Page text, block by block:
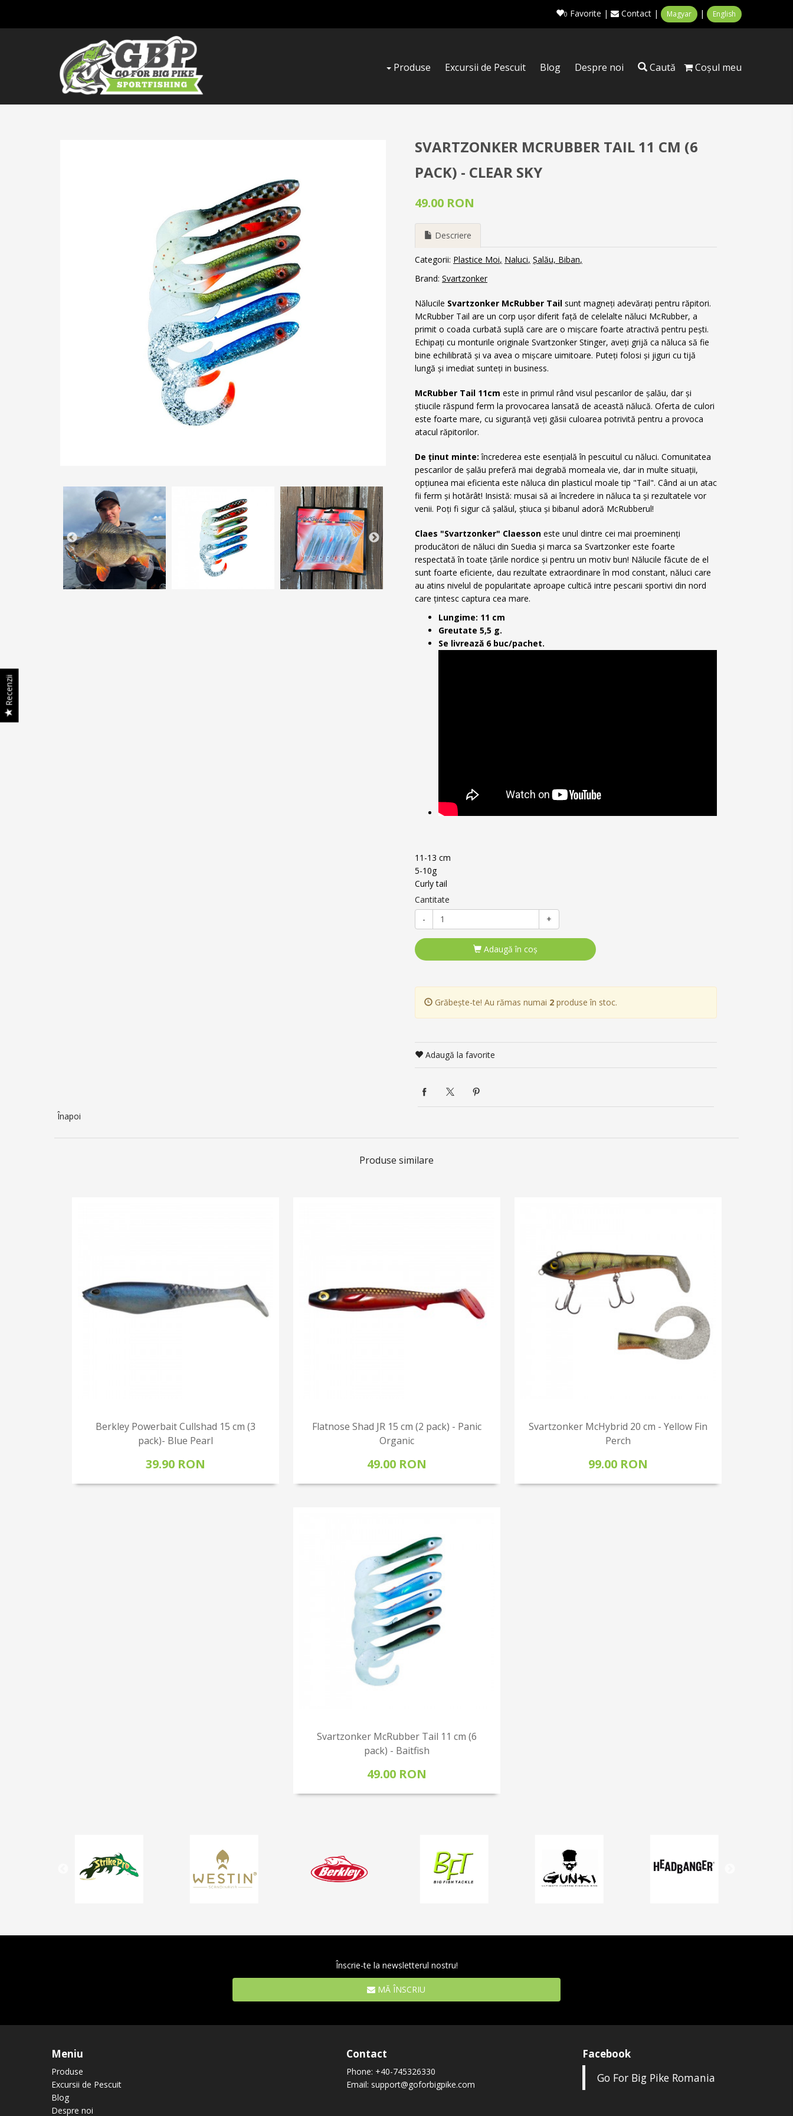
0 Favorite | Contact | Magyar | English
Produse Excursii de Pescuit Blog Despre noi Caută Coşul meu
SVARTZONKER MCRUBBER TAIL 11 CM (6
PACK) - CLEAR SKY
49.00 RON
Descriere
Categorii: Plastice Moi Naluci Șalău, Biban
Brand: Svartzonker
Nălucile Svartzonker McRubber Tail sunt magneți adevărați pentru răpitori.
McRubber Tail are un corp ușor diferit față de celelalte năluci McRubber, a
primit o coada curbată suplă care are o mișcare foarte atractivă pentru pești.
Echipați cu monturile originale Svartzonker Stinger, aveți grijă ca năluca să fie
bine echilibrată și va avea o mișcare uimitoare. Puteți folosi și jiguri cu tijă
lungă și imediat sunteți in business.
McRubber Tail 11cm este in primul rând visul pescarilor de șalău, dar și
știucile răspund ferm la provocarea lansată de această nălucă. Oferta de culori
este foarte mare, cu siguranță veți găsii culoarea potrivită pentru a provoca
atacul răpitorilor.
De ținut minte:încrederea este esențială în pescuitul cu năluci. Comunitatea
pescarilor de șalău preferă mai degrabă momeala vie, dar in multe situații,
opțiunea mai eficienta este năluca din plasticul moale tip "Tail". Când ai un atac
fii ferm și hotărât! Insistă: musai să ai încredere in năluca ta și rezultatele vor
venii. Poți fi sigur că șalăul, știuca și bibanul adoră McRubberul!
Claes "Svartzonker" Claesson este unul dintre cei mai proeminenți
producători de năluci din Suedia și marca sa Svartzonker este foarte
respectată în toate țările nordice și pentru un motiv bun! Nălucile făcute de el
sunt foarte eficiente, dau rezultate extraordinare în mod constant, năluci care
au atins nivelul de popularitate aproape cultică intre pescarii sportivi din nord
care țintesc captura cea mare.
Lungime: 11 cm
Greutate 5,5 g.
Se livrează 6 buc/pachet.
11-13 cm
5-10g
Curly tail
Cantitate
-
+
Adaugă în coş
Grăbește-te! Au rămas numai 2 produse în stoc.
Adaugă la favorite
Înapoi
Produse similare
Berkley Powerbait Cullshad 15 cm (3
pack)- Blue Pearl
39.90 RON
Flatnose Shad JR 15 cm (2 pack) - Panic
Organic
49.00 RON
Svartzonker McHybrid 20 cm - Yellow Fin
Perch
99.00 RON
Svartzonker McRubber Tail 11 cm (6
pack) - Baitfish
49.00 RON
Înscrie-te la newsletterul nostru!
MĂ ÎNSCRIU
Meniu
Produse
Excursii de Pescuit
Blog
Despre noi
Contact
Phone: +40-745326330
Email: support@goforbigpike.com
Facebook
Go For Big Pike Romania
Recenzii